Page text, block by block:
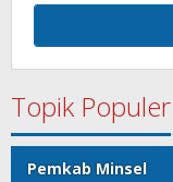
Topik Populer
Pemkab Minsel